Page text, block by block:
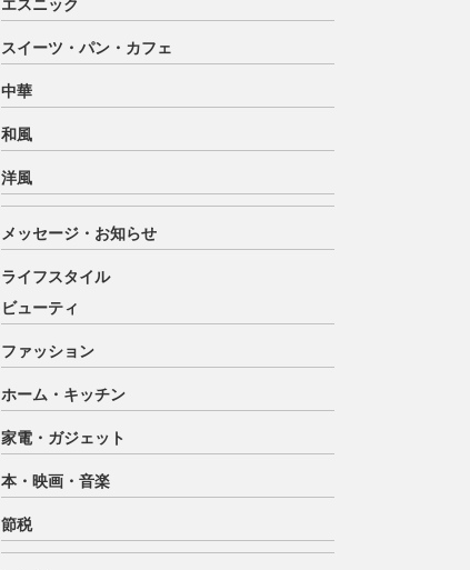
エスニック
スイーツ・パン・カフェ
中華
和風
洋風
メッセージ・お知らせ
ライフスタイル
ビューティ
ファッション
ホーム・キッチン
家電・ガジェット
本・映画・音楽
節税